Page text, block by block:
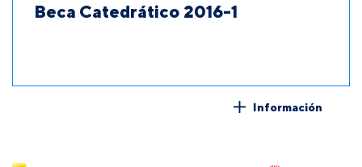
Beca Catedrático 2016-1
Información